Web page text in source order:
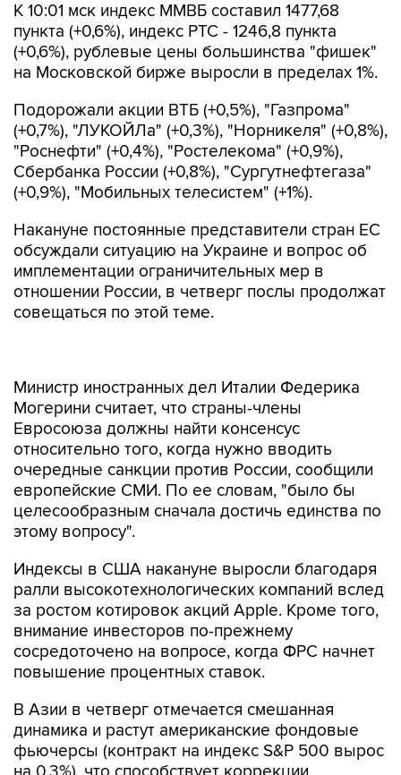
К 10:01 мск индекс ММВБ составил 1477,68
пункта (+0,6%), индекс РТС - 1246,8 пункта
(+0,6%), рублевые цены большинства "фишек"
на Московской бирже выросли в пределах 1%.
Подорожали акции ВТБ (+0,5%), "Газпрома"
(+0,7%), "ЛУКОЙЛа" (+0,3%), "Норникеля" (+0,8%),
"Роснефти" (+0,4%), "Ростелекома" (+0,9%),
Сбербанка России (+0,8%), "Сургутнефтегаза"
(+0,9%), "Мобильных телесистем" (+1%).
Накануне постоянные представители стран ЕС
обсуждали ситуацию на Украине и вопрос об
имплементации ограничительных мер в
отношении России, в четверг послы продолжат
совещаться по этой теме.
Евросоюза должны найти консенсус
относительно того, когда нужно вводить
очередные санкции против России, сообщили
европейские СМИ. По ее словам, "было бы
целесообразным сначала достичь единства по
этому вопросу".
Индексы в США накануне выросли благодаря
за ростом котировок акций Apple. Кроме того,
внимание инвесторов по-прежнему
сосредоточено на вопросе, когда ФРС начнет
повышение процентных ставок.
В Азии в четверг отмечается смешанная
фьючерсы (контракт на индекс S&P 500 вырос
на 0,3%), что способствует коррекции
российских акций вверх.